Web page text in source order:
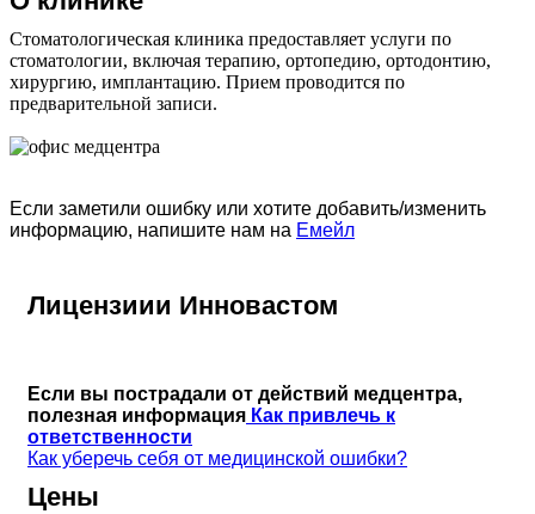
Стоматологическая клиника предоставляет услуги по
стоматологии, включая терапию, ортопедию, ортодонтию,
хирургию, имплантацию. Прием проводится по
предварительной записи.
Если заметили ошибку или хотите добавить/изменить
информацию, напишите нам на Емейл
Лицензиии Инновастом
Если вы пострадали от действий медцентра,
полезная информация Как привлечь к
ответственности
Как уберечь себя от медицинской ошибки?
Цены